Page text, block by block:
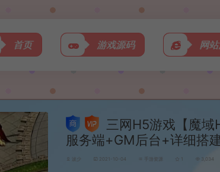
首页 游戏源码 网
三网H5游戏【魔
服务端+GM后台+详细搭
波少 2021-10-04 手游资源 1 3,034